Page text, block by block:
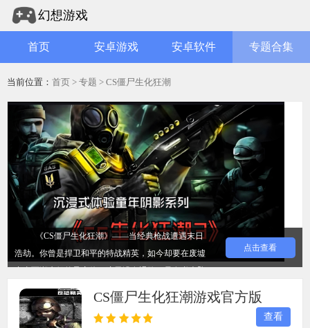
幻想游戏
首页 安卓游戏 安卓软件 专题合集
当前位置： 首页 > 专题 > CS僵尸生化狂潮
《CS僵尸生化狂潮》——当经典枪战遭遇末日
浩劫。你曾是捍卫和平的特战精英，如今却要在废墟
中直面潮水般的异变体。这里没有退路，只有弹壳坠
地的绝响与同伴嘶哑的呼喊。协作构筑防线，利用地
形周旋，在黑暗笼罩前抢占最后的安全屋。每一次换
弹都惊心动魄，每一声尸啸都催动肾上腺素。人类阵
点击查看
查看
CS僵尸生化狂潮游戏官方版